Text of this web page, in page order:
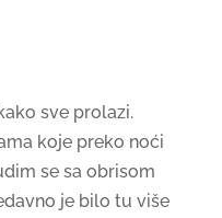
sve prolazi.
koje preko noći
se sa obrisom
je bilo tu više